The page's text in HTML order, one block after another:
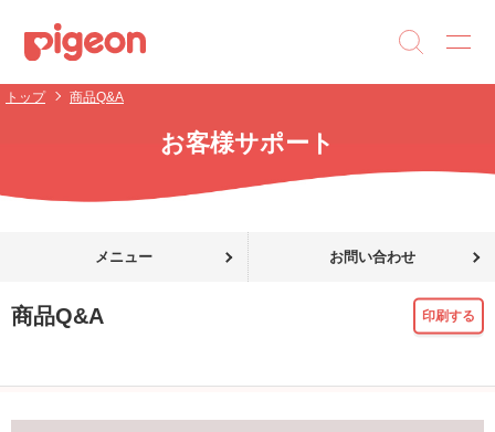
トップ 商品Q&A
お客様サポート
メニュー お問い合わせ
商品Q&A 印刷する